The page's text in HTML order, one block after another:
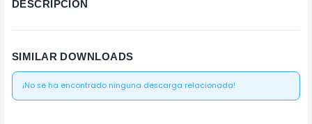
DESCRIPCIÓN
SIMILAR DOWNLOADS
¡No se ha encontrado ninguna descarga relacionada!